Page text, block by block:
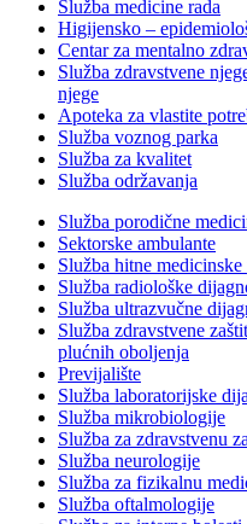
Služba medicine rada
Higijensko –
Centar za mentalno
Služba zdravstvene
njege
Apoteka za vlastite
Služba voznog parka
Služba za kvalitet
Služba održavanja
Služba porodične
Sektorske ambulante
Služba hitne
Služba radiološke
Služba ultrazvučne
Služba zdravstvene
plućnih oboljenja
Previjalište
Služba laboratorijske
Služba mikrobiologije
Služba za zdravstvenu
Služba neurologije
Služba za fizikalnu
Služba oftalmologije